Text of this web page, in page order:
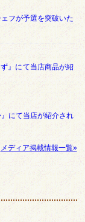
フが予選を突破いた
』にて当店商品が紹
にて当店が紹介され
メディア掲載情報一覧»